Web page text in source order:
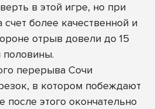
в этой игре, но при
более качественной и
отрыв довели до 15
половины.
перерыва Сочи
в котором побеждают
после этого окончательно